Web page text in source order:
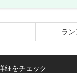
ラン
細をチェック